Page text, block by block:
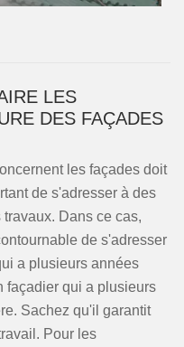
LES
DES FAÇADES
les façades doit
de s'adresser à des
Dans ce cas,
de s'adresser
a plusieurs années
façadier qui a plusieurs
Sachez qu'il garantit
Pour les